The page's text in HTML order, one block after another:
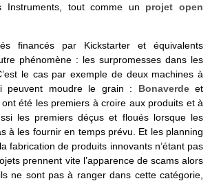
Instruments, tout comme un projet open
financés par Kickstarter et équivalents
phénomène : les surpromesses dans les
le cas par exemple de deux machines à
peuvent moudre le grain : Bonaverdeet
ont été les premiers à croire aux produits et à
les premiers déçus et floués lorsque les
à les fournir en temps prévu. Et les planning
fabrication de produits innovants n’étant pas
prennent vite l’apparence de scams alors
ne sont pas à ranger dans cette catégorie,